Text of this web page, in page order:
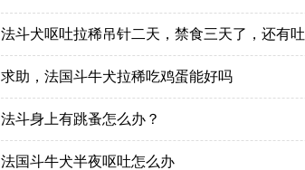
法斗犬呕吐拉稀吊针二天，禁食三天了，还有吐
求助，法国斗牛犬拉稀吃鸡蛋能好吗
法斗身上有跳蚤怎么办？
法国斗牛犬半夜呕吐怎么办